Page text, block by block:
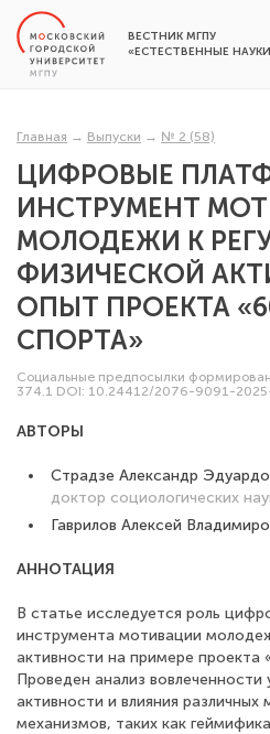
ВЕСТНИК МГПУ
«ЕСТЕСТВЕННЫЕ
Главная → Выпуски → № 2 (58)
ЦИФРОВЫЕ
ИНСТРУМЕНТ
МОЛОДЕЖИ К
ФИЗИЧЕСКОЙ
ОПЫТ ПРОЕКТА
СПОРТА»
Социальные предпосылки
374.1 DOI: 10.24412/2076-9091-
АВТОРЫ
Страдзе Александр
доктор социологических
Гаврилов Алексей
АННОТАЦИЯ
В статье исследуется роль
инструмента мотивации
активности на примере проекта
Проведен анализ вовлеченности
активности и влияния
механизмов, таких как